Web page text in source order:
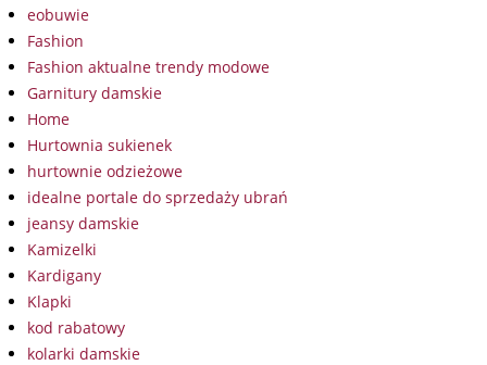
eobuwie
Fashion
Fashion aktualne trendy modowe
Garnitury damskie
Home
Hurtownia sukienek
hurtownie odzieżowe
idealne portale do sprzedaży ubrań
jeansy damskie
Kamizelki
Kardigany
Klapki
kod rabatowy
kolarki damskie